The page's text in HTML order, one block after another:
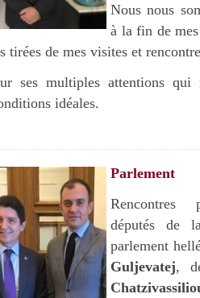
Nous nous
à la fin de
tirées de mes visites et
ses multiples attentions qui
idéales.
Parlement
Rencontres
députés de
parlement
Guljevatej,